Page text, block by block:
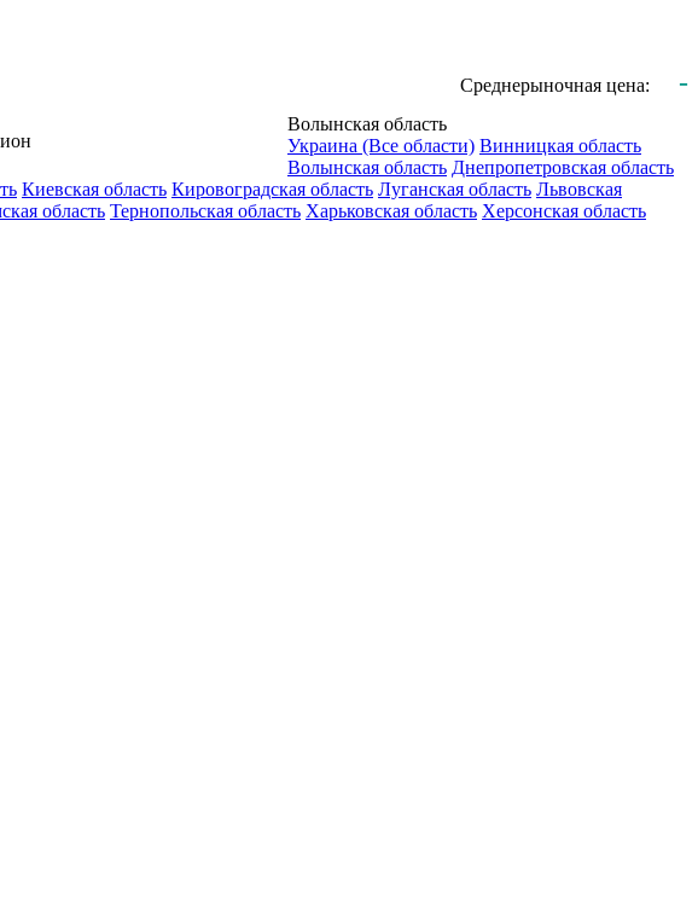
Среднерыночная цена: -
Волынская область
Украина (Все области) Винницкая область
Волынская область Днепропетровская область
Киевская область Кировоградская область Луганская область Львовская
область Тернопольская область Харьковская область Херсонская область